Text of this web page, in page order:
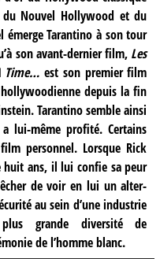
du Nouvel Hollywood et du
émerge Tarantino à son tour
son avant-dernier film, Les
Time…est son premier film
depuis la fin
Tarantino semble ainsi
lui-même profité. Certains
personnel. Lorsque Rick
huit ans, il lui confie sa peur
de voir en lui un alter-
au sein d’une industrie
grande diversité de
de l’homme blanc.